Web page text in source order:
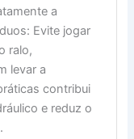
a
Evite jogar
ralo,
levar a
contribui
e reduz o